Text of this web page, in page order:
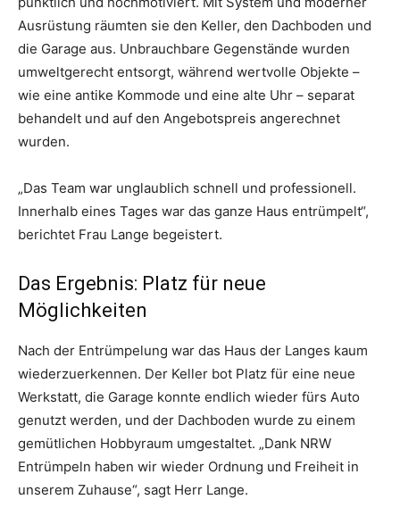
Ausrüstung räumten sie den Keller, den Dachboden und
die Garage aus. Unbrauchbare Gegenstände wurden
umweltgerecht entsorgt, während wertvolle Objekte –
wie eine antike Kommode und eine alte Uhr – separat
behandelt und auf den Angebotspreis angerechnet
wurden.
„Das Team war unglaublich schnell und professionell.
Innerhalb eines Tages war das ganze Haus entrümpelt“,
berichtet Frau Lange begeistert.
Das Ergebnis: Platz für neue
Möglichkeiten
Nach der Entrümpelung war das Haus der Langes kaum
wiederzuerkennen. Der Keller bot Platz für eine neue
Werkstatt, die Garage konnte endlich wieder fürs Auto
genutzt werden, und der Dachboden wurde zu einem
gemütlichen Hobbyraum umgestaltet. „Dank NRW
Entrümpeln haben wir wieder Ordnung und Freiheit in
unserem Zuhause“, sagt Herr Lange.